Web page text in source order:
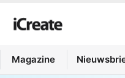
Magazine